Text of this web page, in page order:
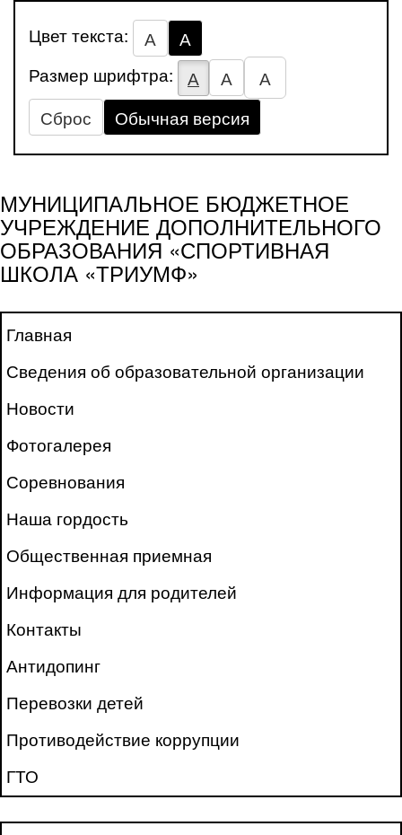
Цвет текста: А
А
Размер шрифтра:
А А
А
Сброс
Обычная версия
МУНИЦИПАЛЬНОЕ БЮДЖЕТНОЕ
УЧРЕЖДЕНИЕ ДОПОЛНИТЕЛЬНОГО
ОБРАЗОВАНИЯ «СПОРТИВНАЯ
ШКОЛА «ТРИУМФ»
Главная
Сведения об образовательной организации
Новости
Фотогалерея
Соревнования
Наша гордость
Общественная приемная
Информация для родителей
Контакты
Антидопинг
Перевозки детей
Противодействие коррупции
ГТО